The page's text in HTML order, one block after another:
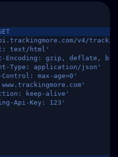
v4/trackings/
text/html'
Encoding: gzip, deflate,
Type: application/json'
max-age=0'
keep-alive'
Api-Key: 123'